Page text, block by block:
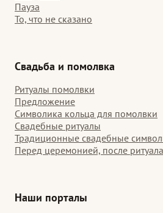
Пауза
То, что не сказано
Свадьба и помолвка
Ритуалы помолвки
Предложение
Символика кольца для помолвки
Свадебные ритуалы
Традиционные свадебные
Перед церемонией, после ритуала
Наши порталы